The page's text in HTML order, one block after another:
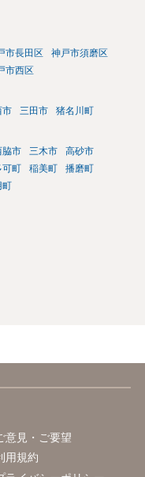
市長田区
神戸市須磨区
市西区
市 三田市 猪名川町
脇市 三木市
高砂市
可町 稲美町
播磨町
町
意見・ご要望
用規約